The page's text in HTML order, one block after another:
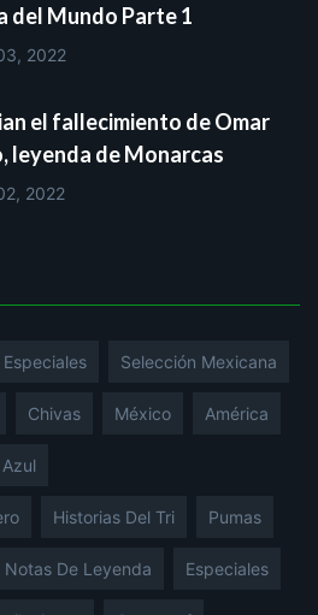
del Mundo Parte 1
2022
el fallecimiento de Omar
leyenda de Monarcas
2022
Especiales Selección Mexicana
Chivas México América
Historias Del Tri Pumas
Notas De Leyenda Especiales